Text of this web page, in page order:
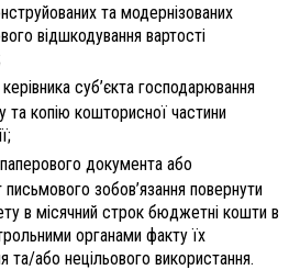
та модернізованих
відшкодування вартості
суб’єкта господарювання
та копію кошторисної частини
документа або
зобов’язання повернути
в місячний строк бюджетні кошти в
органами факту їх
та/або нецільового використання.